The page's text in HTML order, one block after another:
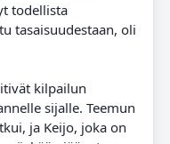
todellista
tasaisuudestaan, oli
kilpailun
sijalle. Teemun
ja Keijo, joka on